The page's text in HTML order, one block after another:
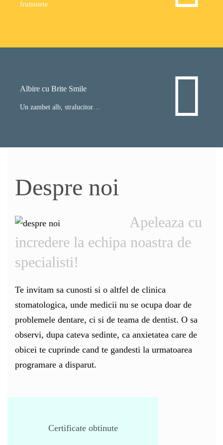
frumusete.
Albire cu Brite Smile
Un zambet alb, stralucitor…
Despre noi
Apeleaza cu
incredere la echipa noastra de
specialisti!
Te invitam sa cunosti si o altfel de clinica
stomatologica, unde medicii nu se ocupa doar de
problemele dentare, ci si de teama de dentist. O sa
observi, dupa cateva sedinte, ca anxietatea care de
obicei te cuprinde cand te gandesti la urmatoarea
programare a disparut.
Certificate obtinute